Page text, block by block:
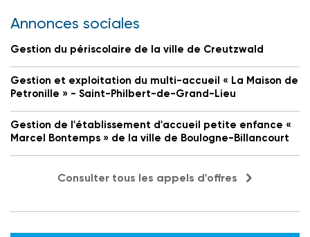
Annonces sociales
Gestion du périscolaire de la ville de Creutzwald
Gestion et exploitation du multi-accueil « La Maison de
Petronille » - Saint-Philbert-de-Grand-Lieu
Gestion de l'établissement d'accueil petite enfance «
Marcel Bontemps » de la ville de Boulogne-Billancourt
Consulter tous les appels d'offres